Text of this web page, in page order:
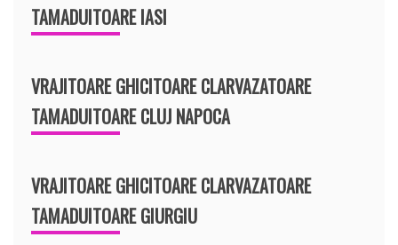
TAMADUITOARE IASI
VRAJITOARE GHICITOARE CLARVAZATOARE
TAMADUITOARE CLUJ NAPOCA
VRAJITOARE GHICITOARE CLARVAZATOARE
TAMADUITOARE GIURGIU